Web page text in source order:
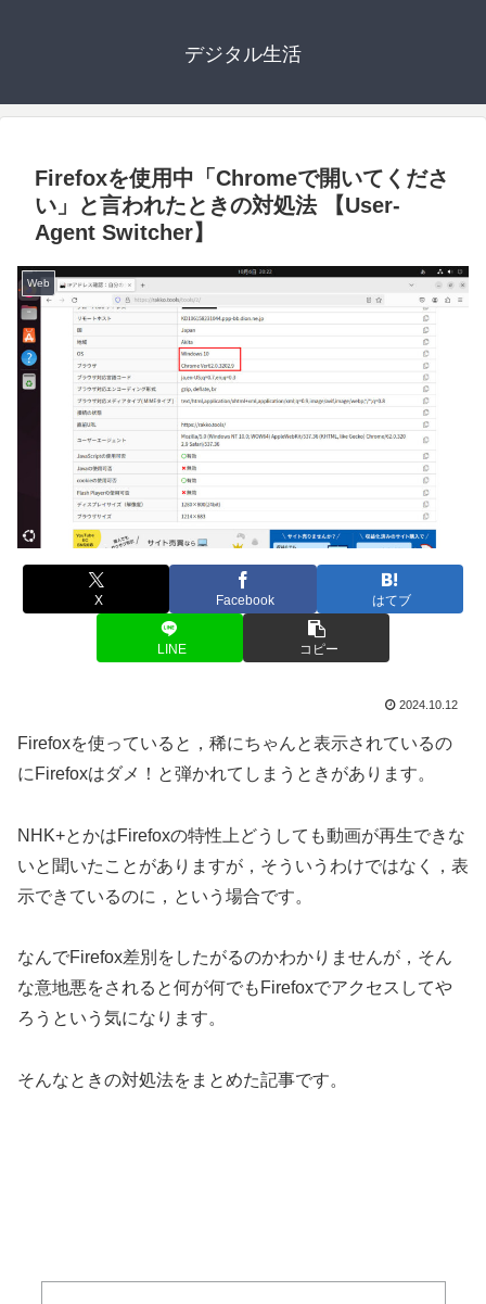
デジタル生活
Firefoxを使用中「Chromeで開いてくださ
い」と言われたときの対処法 【User-
Agent Switcher】
Web
X Facebook はてブ
LINE コピー
2024.10.12
Firefoxを使っていると，稀にちゃんと表示されているの
にFirefoxはダメ！と弾かれてしまうときがあります。
NHK+とかはFirefoxの特性上どうしても動画が再生できな
いと聞いたことがありますが，そういうわけではなく，表
示できているのに，という場合です。
なんでFirefox差別をしたがるのかわかりませんが，そん
な意地悪をされると何が何でもFirefoxでアクセスしてや
ろうという気になります。
そんなときの対処法をまとめた記事です。